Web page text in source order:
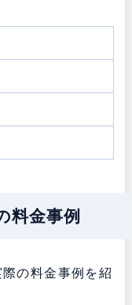
料金事例
の料金事例を紹